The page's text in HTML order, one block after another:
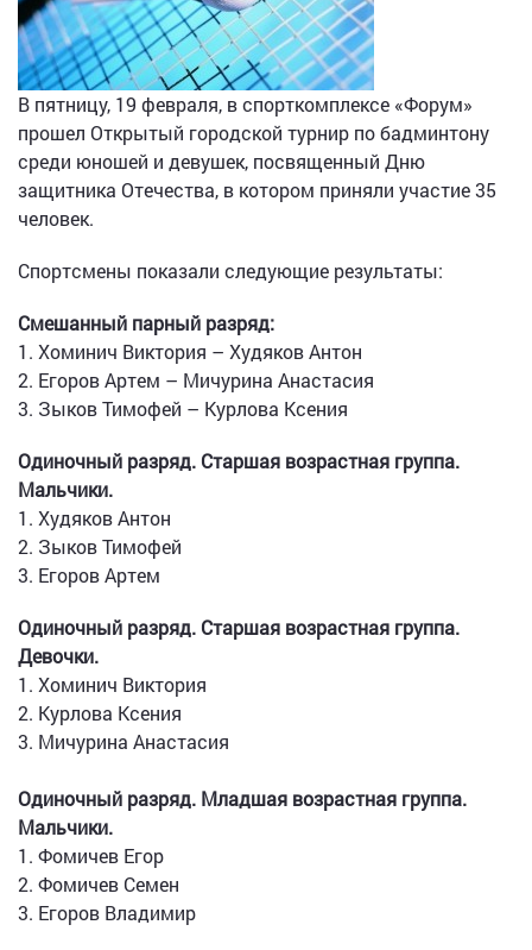
В пятницу, 19 февраля, в спорткомплексе «Форум»
прошел Открытый городской турнир по бадминтону
среди юношей и девушек, посвященный Дню
защитника Отечества, в котором приняли участие 35
человек.
Спортсмены показали следующие результаты:
Смешанный парный разряд:
1. Хоминич Виктория – Худяков Антон
2. Егоров Артем – Мичурина Анастасия
3. Зыков Тимофей – Курлова Ксения
Одиночный разряд. Старшая возрастная группа.
Мальчики.
1. Худяков Антон
2. Зыков Тимофей
3. Егоров Артем
Одиночный разряд. Старшая возрастная группа.
Девочки.
1. Хоминич Виктория
2. Курлова Ксения
3. Мичурина Анастасия
Одиночный разряд. Младшая возрастная группа.
Мальчики.
1. Фомичев Егор
2. Фомичев Семен
3. Егоров Владимир